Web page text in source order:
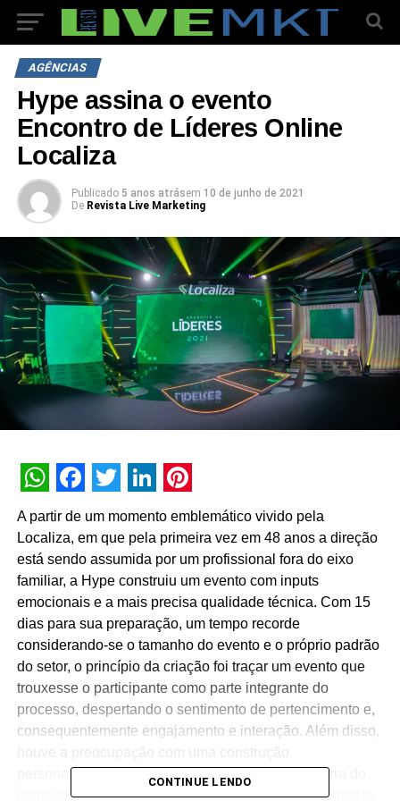
AGÊNCIAS
Hype assina o evento
Encontro de Líderes Online
Localiza
Publicado 5 anos atrásem 10 de junho de 2021
De Revista Live Marketing
WhatsApp
Facebook
Twitter
LinkedIn
Pinterest
A partir de um momento emblemático vivido pela
Localiza, em que pela primeira vez em 48 anos a direção
está sendo assumida por um profissional fora do eixo
familiar, a Hype construiu um evento com inputs
emocionais e a mais precisa qualidade técnica. Com 15
dias para sua preparação, um tempo recorde
considerando-se o tamanho do evento e o próprio padrão
do setor, o princípio da criação foi traçar um evento que
trouxesse o participante como parte integrante do
processo, despertando o sentimento de pertencimento e,
consequentemente engajamento e interação. Além disso,
personalizada, desde o tom de voz até cada palavra do
conteúdo, passando por todas as imagens apresentadas
CONTINUE LENDO